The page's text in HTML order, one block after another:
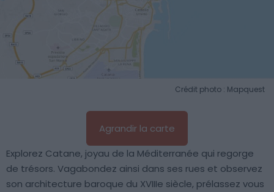
Crédit photo : Mapquest
Agrandir la carte
Explorez Catane, joyau de la Méditerranée qui regorge
de trésors. Vagabondez ainsi dans ses rues et observez
son architecture baroque du XVIIIe siècle, prélassez vous